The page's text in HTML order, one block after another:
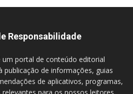
Responsabilidade
um portal de conteúdo editorial
publicação de informações, guias
de aplicativos, programas,